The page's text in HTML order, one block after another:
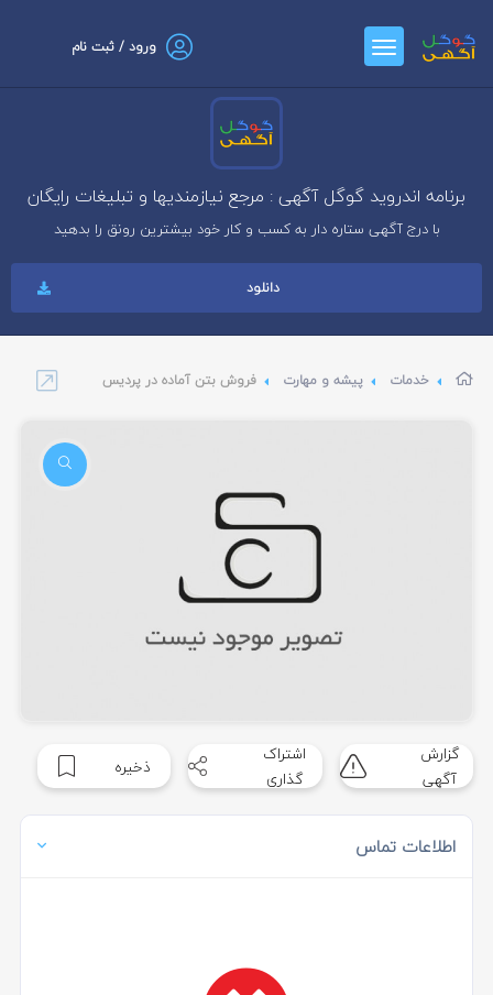
ورود / ثبت نام
برنامه اندروید گوگل آگهی : مرجع نیازمندیها و تبلیغات رایگان
با درج آگهی ستاره دار به کسب و کار خود بیشترین رونق را بدهید
دانلود
خدمات پیشه و مهارت فروش بتن آماده در پردیس
گزارش
آگهی
اشتراک
گذاری
ذخیره
اطلاعات تماس